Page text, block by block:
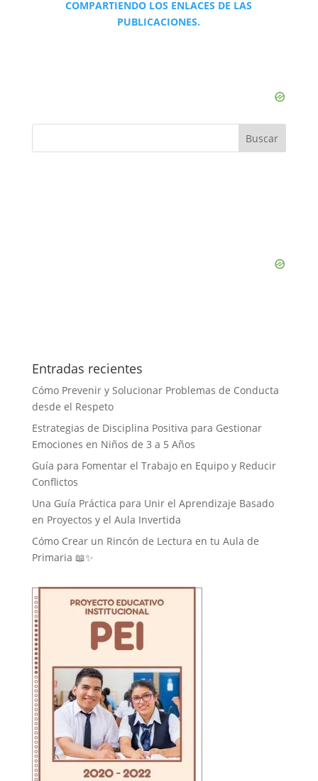
COMPARTIENDO LOS ENLACES DE LAS
PUBLICACIONES.
Entradas recientes
Cómo Prevenir y Solucionar Problemas de Conducta
desde el Respeto
Estrategias de Disciplina Positiva para Gestionar
Emociones en Niños de 3 a 5 Años
Guía para Fomentar el Trabajo en Equipo y Reducir
Conflictos
Una Guía Práctica para Unir el Aprendizaje Basado
en Proyectos y el Aula Invertida
Cómo Crear un Rincón de Lectura en tu Aula de
Primaria 📖✨